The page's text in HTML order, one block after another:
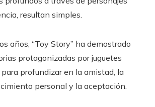
resultan simples.
años, “Toy Story” ha demostrado
protagonizadas por juguetes
profundizar en la amistad, la
personal y la aceptación.